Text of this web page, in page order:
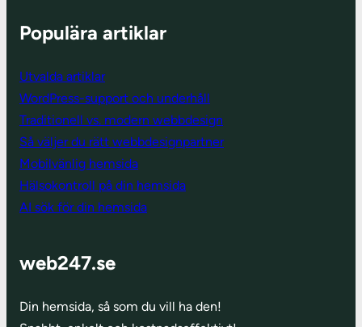
Populära artiklar
Utvalda artiklar
WordPress-support och underhåll
Traditionell vs. modern webbdesign
Så väljer du rätt webbdesignpartner
Mobilvänlig hemsida
Hälsokontroll på din hemsida
AI sök för din hemsida
web247.se
Din hemsida, så som du vill ha den!